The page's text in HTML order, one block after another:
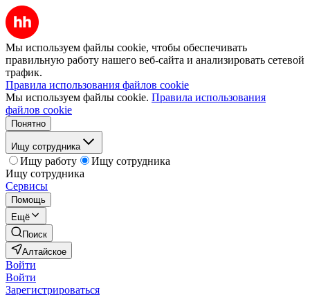
Мы используем файлы cookie, чтобы обеспечивать
правильную работу нашего веб-сайта и анализировать сетевой
трафик.
Правила использования файлов cookie
Мы используем файлы cookie. Правила использования
файлов cookie
Понятно
Ищу сотрудника
Ищу работу
Ищу сотрудника
Ищу сотрудника
Сервисы
Помощь
Ещё
Поиск
Алтайское
Войти
Войти
Зарегистрироваться